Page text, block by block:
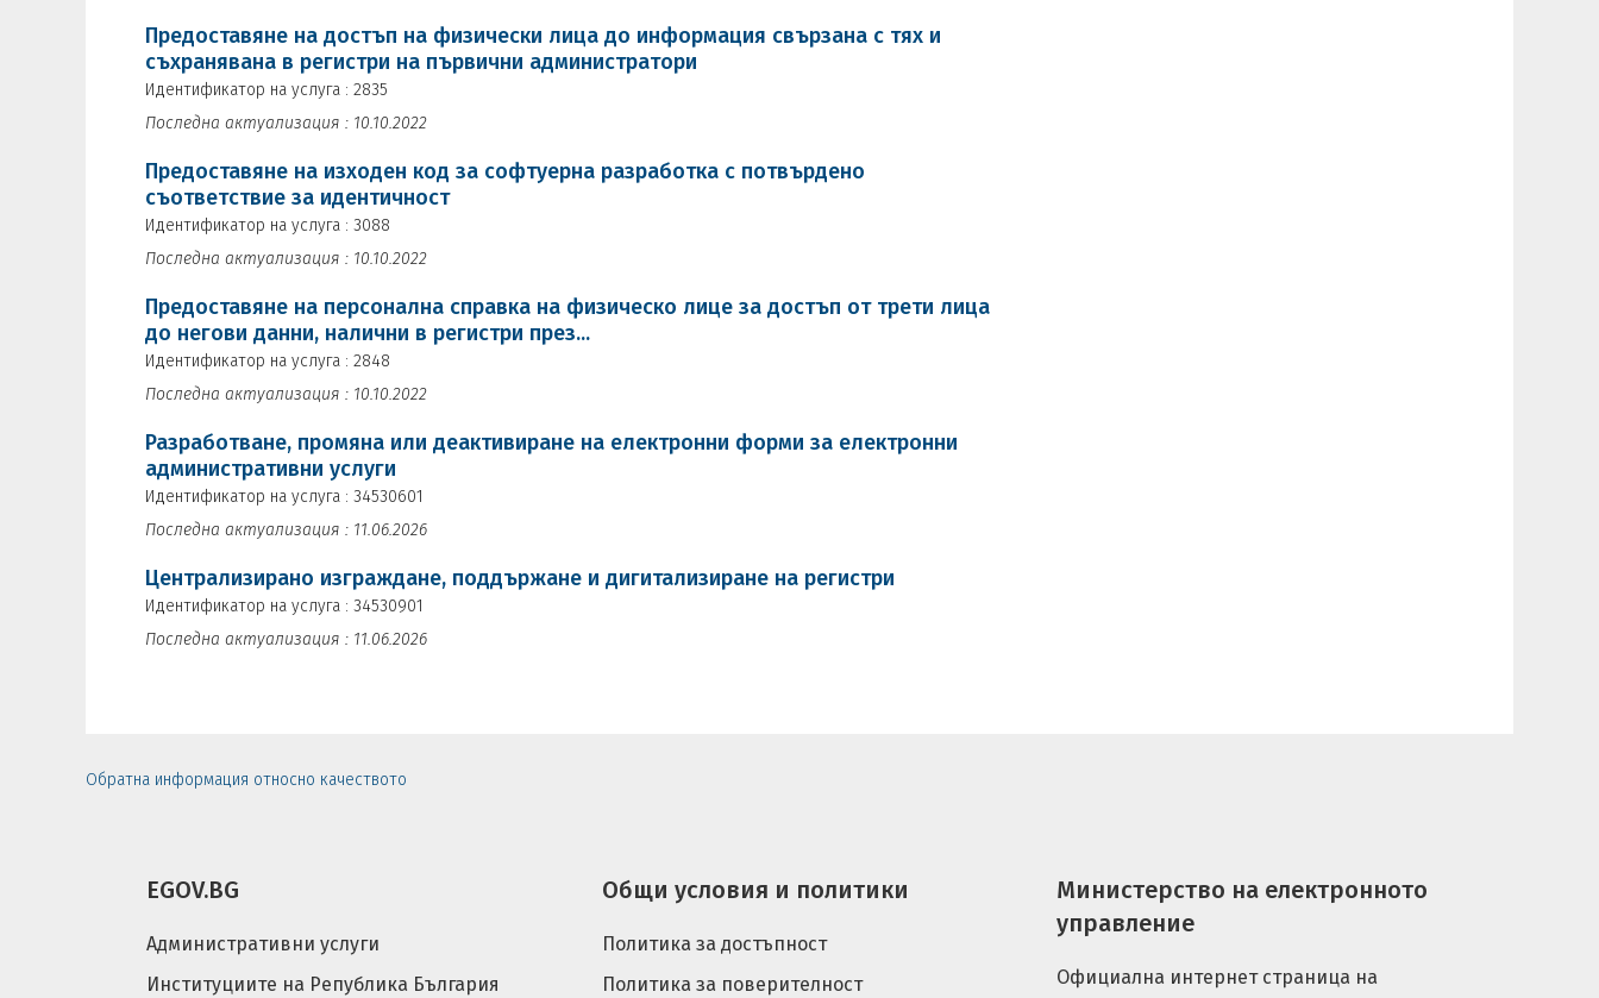
Предоставяне на достъп на физически лица до информация свързана с тях и
съхранявана в регистри на първични администратори
Идентификатор на услуга : 2835
Последна актуализация : 10.10.2022
Предоставяне на изходен код за софтуерна разработка с потвърдено
съответствие за идентичност
Идентификатор на услуга : 3088
Последна актуализация : 10.10.2022
Предоставяне на персонална справка на физическо лице за достъп от трети лица
до негови данни, налични в регистри през...
Идентификатор на услуга : 2848
Последна актуализация : 10.10.2022
Разработване, промяна или деактивиране на електронни форми за електронни
административни услуги
Идентификатор на услуга : 34530601
Последна актуализация : 11.06.2026
Централизирано изграждане, поддържане и дигитализиране на регистри
Идентификатор на услуга : 34530901
Последна актуализация : 11.06.2026
Обратна информация относно качеството
EGOV.BG
Административни услуги
Институциите на Република България
Общи условия и политики
Политика за достъпност
Политика за поверителност
Министерство на електронното
управление
Официална интернет страница на